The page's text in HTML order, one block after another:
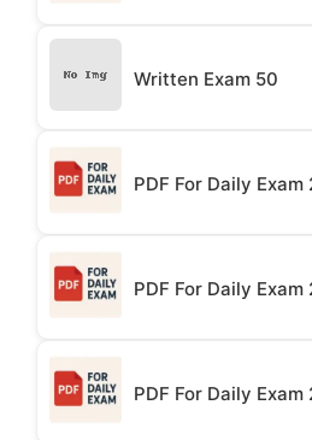
Written Exam 50
PDF For Daily Exam
PDF For Daily Exam
PDF For Daily Exam